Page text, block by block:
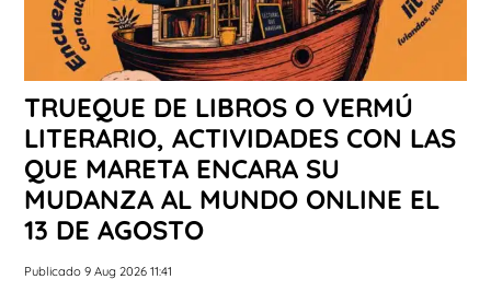
TRUEQUE DE LIBROS O VERMÚ
LITERARIO, ACTIVIDADES CON LAS
QUE MARETA ENCARA SU
MUDANZA AL MUNDO ONLINE EL
13 DE AGOSTO
Publicado 9 Aug 2026 11:41